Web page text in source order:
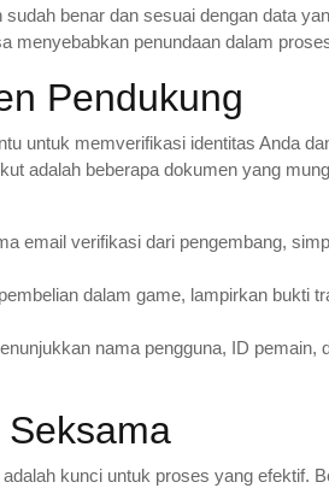
benar dan sesuai dengan data
menyebabkan penundaan dalam
Pendukung
untuk memverifikasi identitas Anda
adalah beberapa dokumen yang
email verifikasi dari pengembang,
dalam game, lampirkan bukti
nama pengguna, ID pemain,
kunci untuk proses yang efektif.